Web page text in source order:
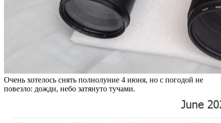
Очень хотелось снять полнолуние 4 июня, но с погодой не
повезло: дожди, небо затянуто тучами.